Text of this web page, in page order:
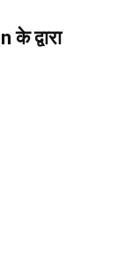
द्वारा